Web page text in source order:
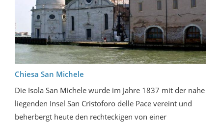
Chiesa San Michele
Die Isola San Michele wurde im Jahre 1837 mit der nahe
liegenden Insel San Cristoforo delle Pace vereint und
beherbergt heute den rechteckigen von einer